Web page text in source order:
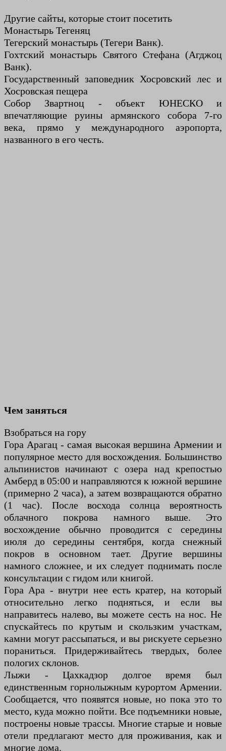
Другие сайты, которые стоит посетить
Монастырь Тегеняц
Тегерский монастырь (Тегери Ванк).
Гохтский монастырь Святого Стефана (Агджоц
Ванк).
Государственный заповедник Хосровский лес и
Хосровская пещера
Собор Звартноц - объект ЮНЕСКО и
впечатляющие руины армянского собора 7-го
века, прямо у международного аэропорта,
названного в его честь.
Чем заняться
Взобраться на гору
Гора Арагац - самая высокая вершина Армении и
популярное место для восхождения. Большинство
альпинистов начинают с озера над крепостью
Амберд в 05:00 и направляются к южной вершине
(примерно 2 часа), а затем возвращаются обратно
(1 час). После восхода солнца вероятность
облачного покрова намного выше. Это
восхождение обычно проводится с середины
июля до середины сентября, когда снежный
покров в основном тает. Другие вершины
намного сложнее, и их следует поднимать после
консультации с гидом или книгой.
Гора Ара - внутри нее есть кратер, на который
относительно легко подняться, и если вы
направитесь налево, вы можете сесть на нос. Не
спускайтесь по крутым и скользким участкам,
камни могут рассыпаться, и вы рискуете серьезно
пораниться. Придерживайтесь твердых, более
пологих склонов.
Лыжи - Цахкадзор долгое время был
единственным горнолыжным курортом Армении.
Сообщается, что появятся новые, но пока это то
место, куда можно пойти. Все подъемники новые,
построены новые трассы. Многие старые и новые
отели предлагают место для проживания, как и
многие дома.